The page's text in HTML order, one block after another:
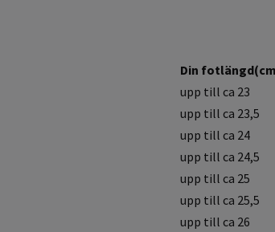
Din
upp till ca 23
upp till ca 23,5
upp till ca 24
upp till ca 24,5
upp till ca 25
upp till ca 25,5
upp till ca 26